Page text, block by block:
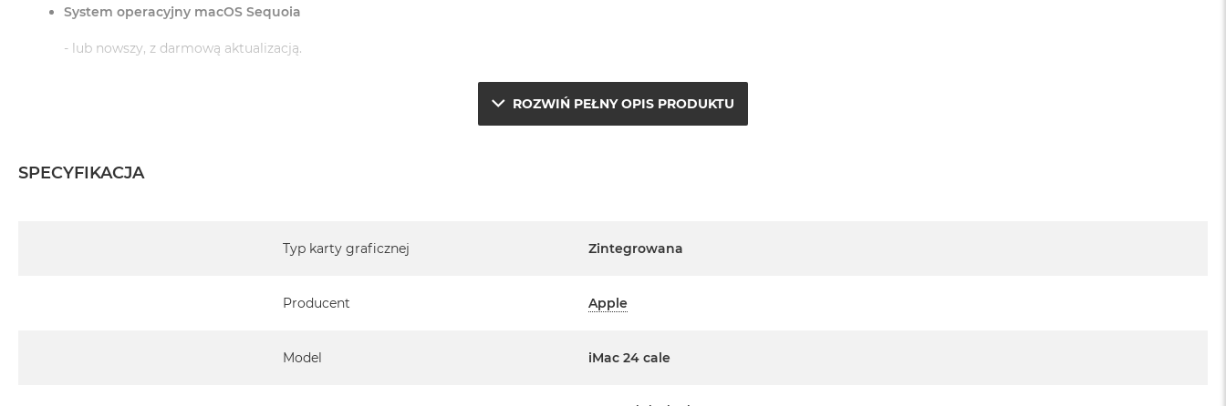
System operacyjny macOS Sequoia
- lub nowszy, z darmową aktualizacją.
iMac jest nowy
Posiada pełną, 12 miesięczną gwarancję producenta
ten temat uzyskają Państwo kontaktując się z naszym handlowcem.
ROZWIŃ PEŁNY OPIS PRODUKTU
SPECYFIKACJA
Typ karty graficznej
Zintegrowana
Producent Apple
Model iMac 24 cale